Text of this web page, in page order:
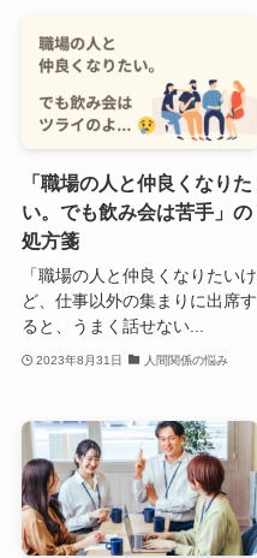
「職場の人と仲良くなりた
い。でも飲み会は苦手」の
処方箋
「職場の人と仲良くなりたいけ
ど、仕事以外の集まりに出席す
ると、うまく話せない...
2023年8月31日 人間関係の悩み